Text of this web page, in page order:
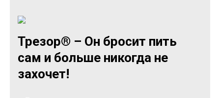
Трезор® – Он бросит пить
сам и больше никогда не
захочет!